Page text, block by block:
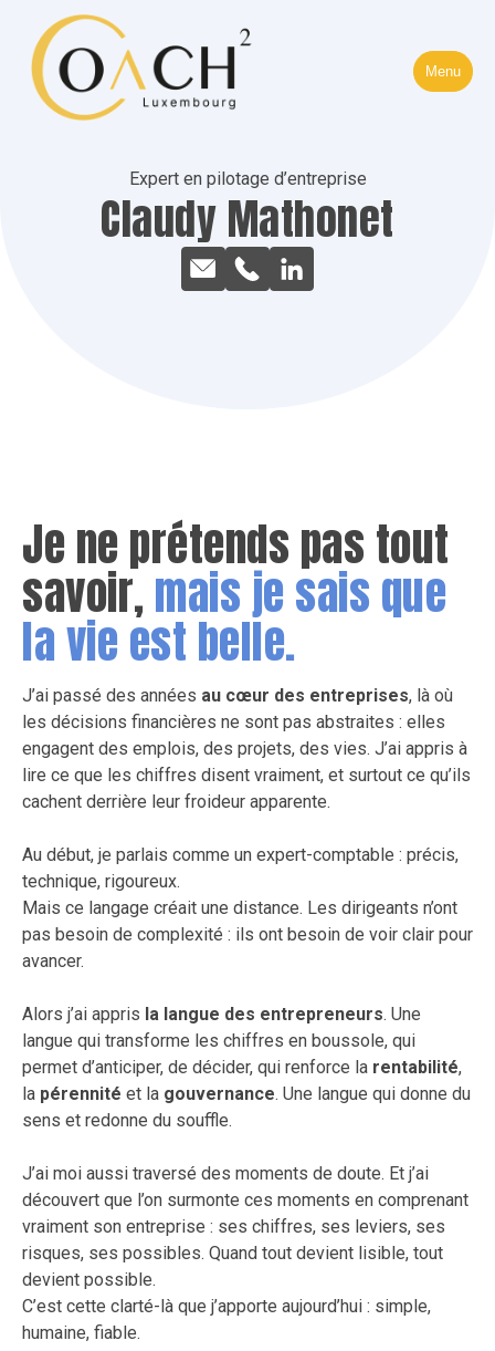
Menu
Expert en pilotage d’entreprise
Claudy Mathonet
Je ne prétends pas tout
savoir, mais je sais que
la vie est belle.
J’ai passé des années au cœur des entreprises, là où
les décisions financières ne sont pas abstraites : elles
engagent des emplois, des projets, des vies. J’ai appris à
lire ce que les chiffres disent vraiment, et surtout ce qu’ils
cachent derrière leur froideur apparente.
Au début, je parlais comme un expert-comptable : précis,
technique, rigoureux.
Mais ce langage créait une distance. Les dirigeants n’ont
pas besoin de complexité : ils ont besoin de voir clair pour
avancer.
Alors j’ai appris la langue des entrepreneurs. Une
langue qui transforme les chiffres en boussole, qui
permet d’anticiper, de décider, qui renforce la rentabilité,
la pérennité et la gouvernance. Une langue qui donne du
sens et redonne du souffle.
J’ai moi aussi traversé des moments de doute. Et j’ai
découvert que l’on surmonte ces moments en comprenant
vraiment son entreprise : ses chiffres, ses leviers, ses
risques, ses possibles. Quand tout devient lisible, tout
devient possible.
C’est cette clarté-là que j’apporte aujourd’hui : simple,
humaine, fiable.